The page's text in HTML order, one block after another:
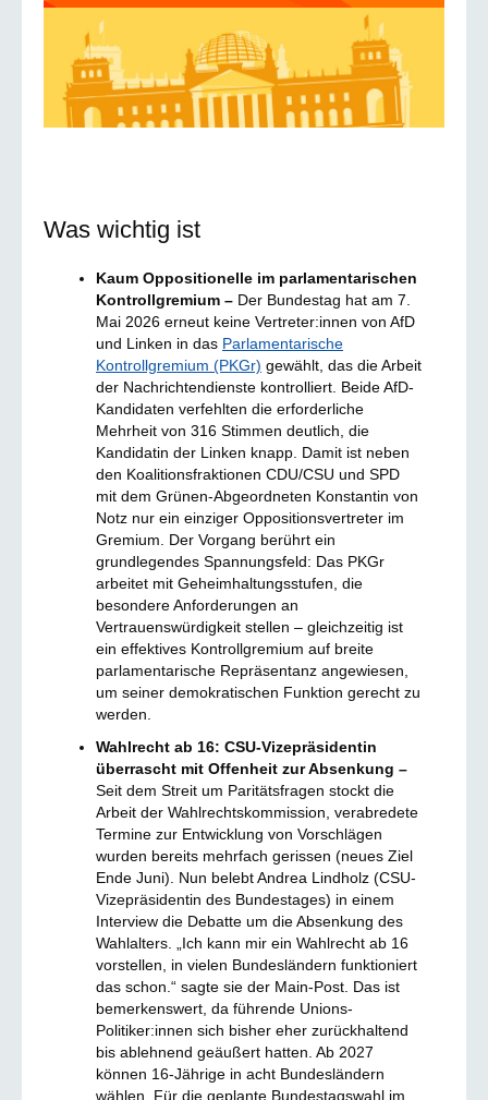
Was wichtig ist
Kaum Oppositionelle im parlamentarischen
Kontrollgremium – Der Bundestag hat am 7.
Mai 2026 erneut keine Vertreter:innen von AfD
und Linken in das Parlamentarische
Kontrollgremium (PKGr) gewählt, das die Arbeit
der Nachrichtendienste kontrolliert. Beide AfD-
Kandidaten verfehlten die erforderliche
Mehrheit von 316 Stimmen deutlich, die
Kandidatin der Linken knapp. Damit ist neben
den Koalitionsfraktionen CDU/CSU und SPD
mit dem Grünen-Abgeordneten Konstantin von
Notz nur ein einziger Oppositionsvertreter im
Gremium. Der Vorgang berührt ein
grundlegendes Spannungsfeld: Das PKGr
arbeitet mit Geheimhaltungsstufen, die
besondere Anforderungen an
Vertrauenswürdigkeit stellen – gleichzeitig ist
ein effektives Kontrollgremium auf breite
parlamentarische Repräsentanz angewiesen,
um seiner demokratischen Funktion gerecht zu
werden.
Wahlrecht ab 16: CSU-Vizepräsidentin
überrascht mit Offenheit zur Absenkung –
Seit dem Streit um Paritätsfragen stockt die
Arbeit der Wahlrechtskommission, verabredete
Termine zur Entwicklung von Vorschlägen
wurden bereits mehrfach gerissen (neues Ziel
Ende Juni). Nun belebt Andrea Lindholz (CSU-
Vizepräsidentin des Bundestages) in einem
Interview die Debatte um die Absenkung des
Wahlalters. „Ich kann mir ein Wahlrecht ab 16
vorstellen, in vielen Bundesländern funktioniert
das schon.“ sagte sie der Main-Post. Das ist
bemerkenswert, da führende Unions-
Politiker:innen sich bisher eher zurückhaltend
bis ablehnend geäußert hatten. Ab 2027
können 16-Jährige in acht Bundesländern
wählen. Für die geplante Bundestagswahl im